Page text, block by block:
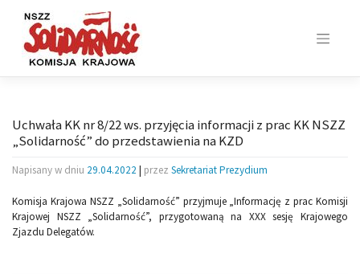
content
Uchwała KK nr 8/22 ws. przyjęcia informacji z prac KK NSZZ
„Solidarność” do przedstawienia na KZD
Napisany w dniu 29.04.2022 | przez Sekretariat Prezydium
Komisja Krajowa NSZZ „Solidarność” przyjmuje „Informację z prac Komisji
Krajowej NSZZ „Solidarność”, przygotowaną na XXX sesję Krajowego
Zjazdu Delegatów.